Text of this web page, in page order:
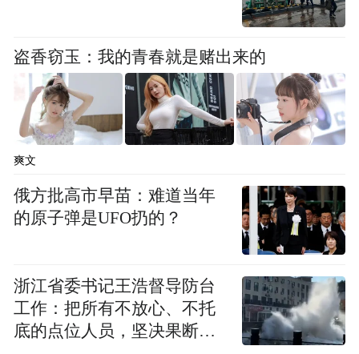
盗香窃玉：我的青春就是赌出来的
爽文
俄方批高市早苗：难道当年
的原子弹是UFO扔的？
浙江省委书记王浩督导防台
工作：把所有不放心、不托
底的点位人员，坚决果断转